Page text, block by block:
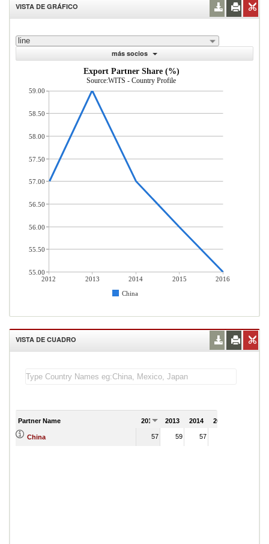
VISTA DE GRÁFICO
line
más socios
Export Partner Share (%)
Source:WITS - Country Profile
2012 2013 2014 2015
2016
China
59.00
58.50
58.00
57.50
57.00
56.50
56.00
55.50
55.00
VISTA DE CUADRO
Partner Name 2012 2013 2014 2015
China 57 59 57